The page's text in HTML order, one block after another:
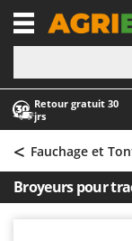
Retour gratuit 30
jrs
-1
A
Abris de
Aérateurs
Aspirateurs
A
AgriEuro
AgriEuro
AGT
< Fauchage et
Broyeurs pour